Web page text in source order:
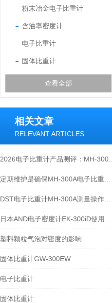
粉末冶金电子比重计
含油率密度计
电子比重计
固体比重计
查看全部
相关文章
RELEVANT ARTICLES
塑料颗粒气泡对密度的影响
固体比重计GW-300EW
电子比重计
固体比重计